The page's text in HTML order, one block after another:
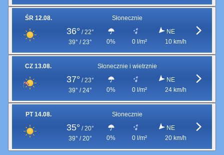
ŚR 12.08. Słonecznie
36° / 22°
39° / 23°
0% 0 l/m²
NE
10 km/h
CZ 13.08. Słonecznie i wietrznie
37° / 23°
39° / 24°
0% 0 l/m²
NE
24 km/h
PT 14.08. Słonecznie
35° / 20°
39° / 20°
0% 0 l/m²
NE
20 km/h